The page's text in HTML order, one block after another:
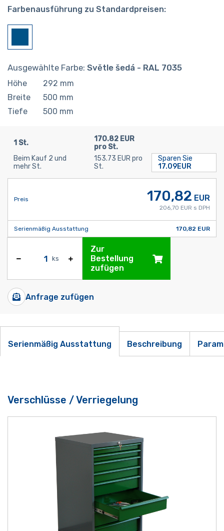
Farbenausführung zu Standardpreisen:
Ausgewählte Farbe: Světle šedá - RAL 7035
Höhe 292 mm
Breite
500 mm
Tiefe
500 mm
1 St.
170.82 EUR
pro St.
Beim Kauf 2 und
mehr St.
153.73 EUR pro
St.
Sparen Sie
17.09EUR
Preis 170,82 EUR
206,70 EUR s DPH
Serienmäßig Ausstattung 170,82 EUR
ks
Zur
Bestellung
zufügen
Anfrage zufügen
Serienmäßig Ausstattung Beschreibung
Verschlüsse / Verriegelung